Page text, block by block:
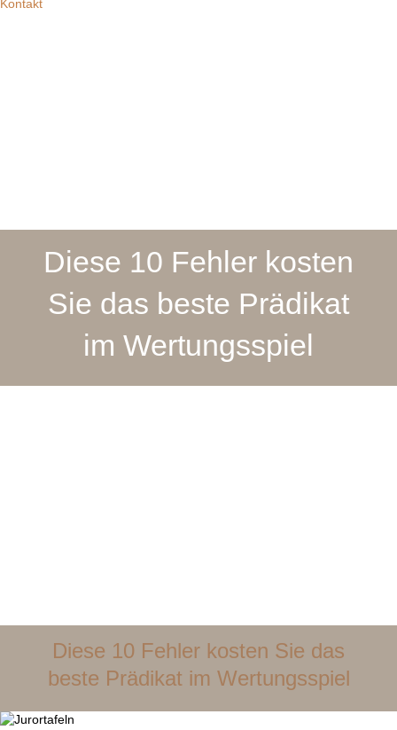
Kontakt
Diese 10 Fehler kosten
Sie das beste Prädikat
im Wertungsspiel
Diese 10 Fehler kosten Sie das
beste Prädikat im Wertungsspiel